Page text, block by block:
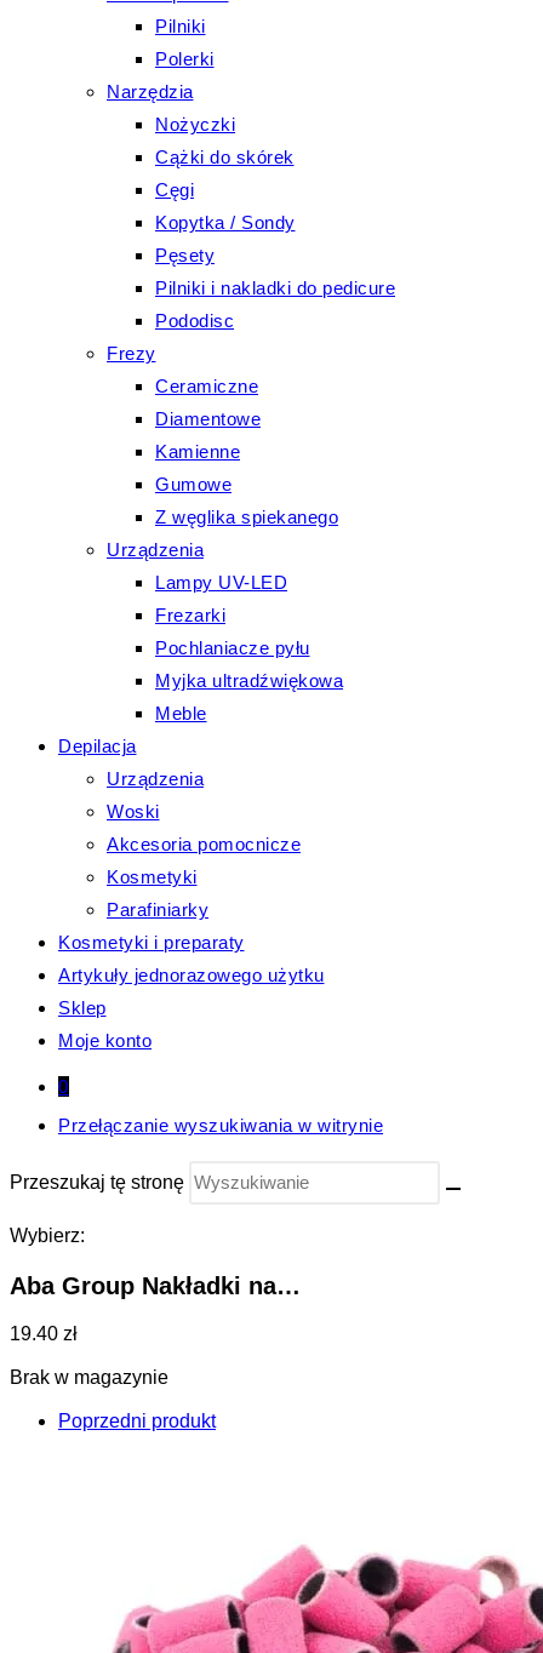
Pilniki
Polerki
Narzędzia
Nożyczki
Cążki do skórek
Cęgi
Kopytka / Sondy
Pęsety
Pilniki i nakladki do pedicure
Pododisc
Frezy
Ceramiczne
Diamentowe
Kamienne
Gumowe
Z węglika spiekanego
Urządzenia
Lampy UV-LED
Frezarki
Pochlaniacze pyłu
Myjka ultradźwiękowa
Meble
Depilacja
Urządzenia
Woski
Akcesoria pomocnicze
Kosmetyki
Parafiniarky
Kosmetyki i preparaty
Artykuły jednorazowego użytku
Sklep
Moje konto
0
Przełączanie wyszukiwania w witrynie
Przeszukaj tę stronę
Wybierz:
Aba Group Nakładki na…
19.40 zł
Brak w magazynie
Poprzedni produkt